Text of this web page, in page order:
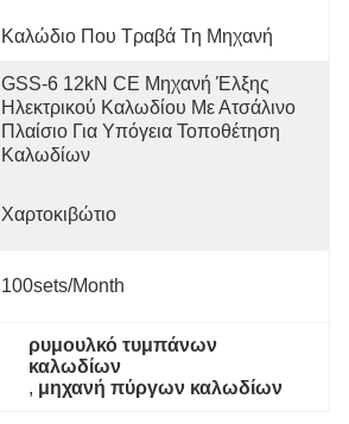
Καλώδιο Που Τραβά Τη Μηχανή
GSS-6 12kN CE Μηχανή Έλξης
Ηλεκτρικού Καλωδίου Με Ατσάλινο
Πλαίσιο Για Υπόγεια Τοποθέτηση
Καλωδίων
Χαρτοκιβώτιο
100sets/month
ρυμουλκό τυμπάνων
καλωδίων
, μηχανή πύργων καλωδίων